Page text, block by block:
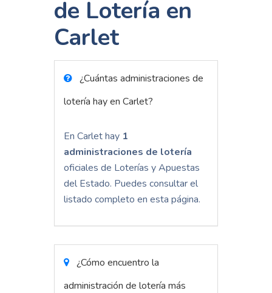
de Lotería en
Carlet
¿Cuántas administraciones de
lotería hay en Carlet?
En Carlet hay 1
administraciones de lotería
oficiales de Loterías y Apuestas
del Estado. Puedes consultar el
listado completo en esta página.
¿Cómo encuentro la
administración de lotería más